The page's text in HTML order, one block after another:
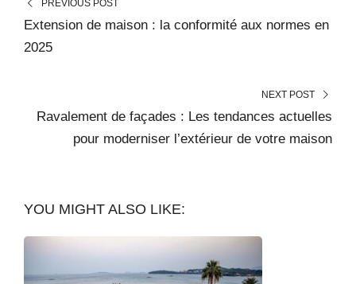
PREVIOUS POST
Extension de maison : la conformité aux normes en
2025
NEXT POST
Ravalement de façades : Les tendances actuelles
pour moderniser l’extérieur de votre maison
YOU MIGHT ALSO LIKE: